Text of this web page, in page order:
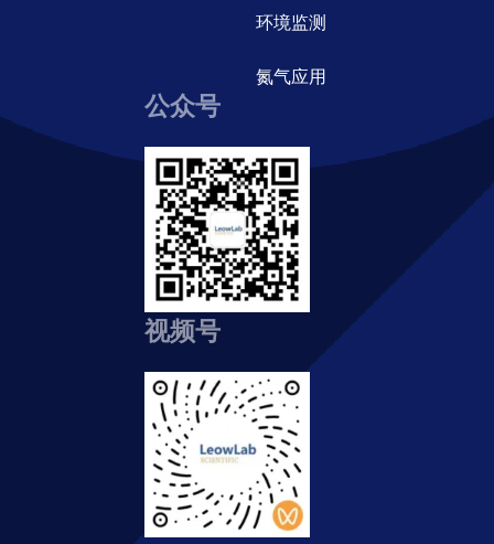
环境监测
氮气应用
公众号
视频号